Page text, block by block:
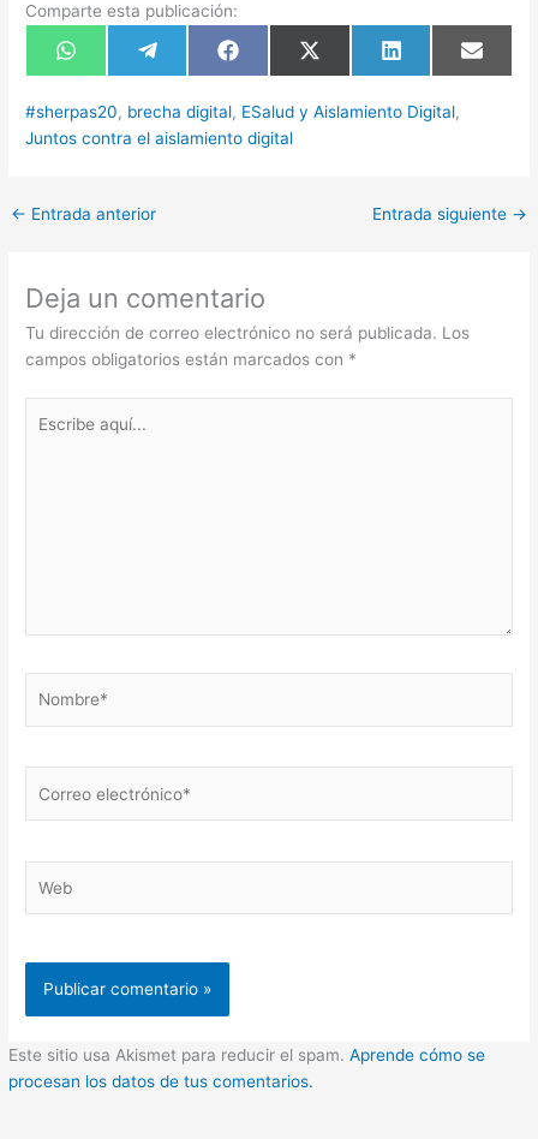
Comparte esta publicación:
Compartir
en
Compartir
en
Compartir
en
Compartir
en
(Twitter)
Compartir
en
en
#sherpas20, brecha digital, ESalud y Aislamiento Digital,
Juntos contra el aislamiento digital
← Entrada anterior Entrada siguiente →
Deja un comentario
Tu dirección de correo electrónico no será publicada. Los
campos obligatorios están marcados con *
aquí...
electrónico*
Este sitio usa Akismet para reducir el spam.Aprende cómo se
procesan los datos de tus comentarios.